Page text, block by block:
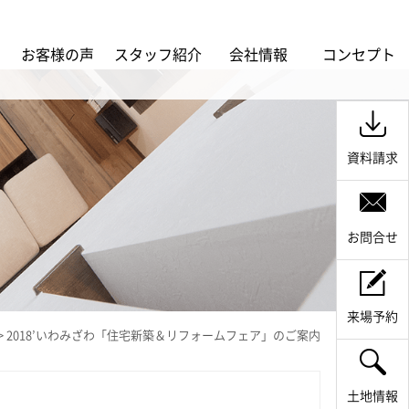
お客様の声 スタッフ紹介 会社情報 コンセプト
2018’いわみざわ「住宅新築＆リフォームフェア」のご案内
資料請求
お問合せ
来場予約
土地情報